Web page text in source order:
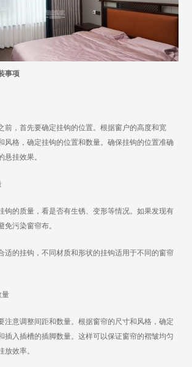
事项
，首先要确定挂钩的位置。根据窗户的高度和宽
风格，确定挂钩的位置和数量。确保挂钩的位置准确
悬挂效果。
的质量，看是否有生锈、变形等情况。如果发现有
免污染窗帘布。
的挂钩，不同材质和形状的挂钩适用于不同的窗帘
意调整间距和数量。根据窗帘的尺寸和风格，确定
插入插槽的插脚数量。这样可以保证窗帘的褶皱均匀
放效率。